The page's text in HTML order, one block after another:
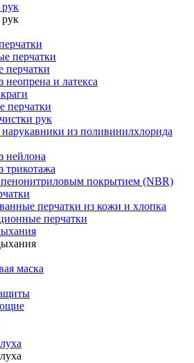
перчатки
перчатки
неопрена и латекса
перчатки
рук
из поливинилхлорида
нейлона
трикотажа
пенонитриловым покрытием (NBR)
перчатки из кожи и хлопка
перчатки
маска